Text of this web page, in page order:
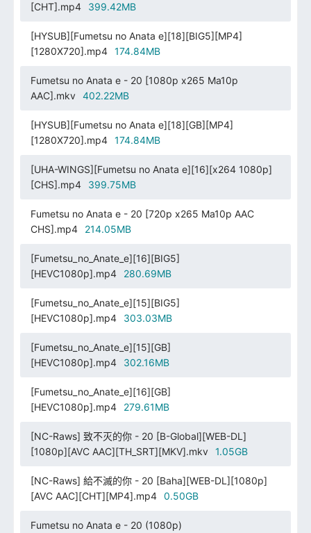
[CHT].mp4 399.42MB
[HYSUB][Fumetsu no Anata e][18][BIG5][MP4]
[1280X720].mp4
174.84MB
Fumetsu no Anata e - 20 [1080p x265 Ma10p
AAC].mkv
402.22MB
[HYSUB][Fumetsu no Anata e][18][GB][MP4]
[1280X720].mp4
174.84MB
[UHA-WINGS][Fumetsu no Anata e][16][x264 1080p]
[CHS].mp4
399.75MB
Fumetsu no Anata e - 20 [720p x265 Ma10p AAC
CHS].mp4
214.05MB
[Fumetsu_no_Anate_e][16][BIG5]
[HEVC1080p].mp4
280.69MB
[Fumetsu_no_Anate_e][15][BIG5]
[HEVC1080p].mp4
303.03MB
[Fumetsu_no_Anate_e][15][GB]
[HEVC1080p].mp4
302.16MB
[Fumetsu_no_Anate_e][16][GB]
[HEVC1080p].mp4
279.61MB
[NC-Raws] 致不灭的你 - 20 [B-Global][WEB-DL]
[1080p][AVC AAC][TH_SRT][MKV].mkv
1.05GB
[NC-Raws] 給不滅的你 - 20 [Baha][WEB-DL][1080p]
[AVC AAC][CHT][MP4].mp4
0.50GB
Fumetsu no Anata e - 20 (1080p)